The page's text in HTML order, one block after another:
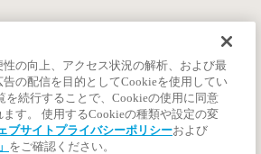
の向上、アクセス状況の解析、および最
の配信を目的としてCookieを使用してい
を続行することで、Cookieの使用に同意
ます。 使用するCookieの種類や設定の変
ブサイトプライバシーポリシーおよび
をご確認ください。